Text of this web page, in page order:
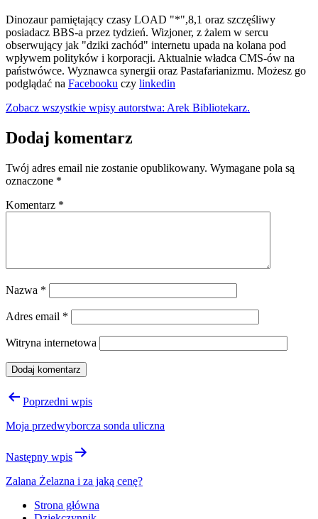
Dinozaur pamiętający czasy LOAD "*",8,1 oraz szczęśliwy
posiadacz BBS-a przez tydzień. Wizjoner, z żalem w sercu
obserwujący jak "dziki zachód" internetu upada na kolana pod
wpływem polityków i korporacji. Aktualnie władca CMS-ów na
państwówce. Wyznawca synergii oraz Pastafarianizmu. Możesz go
podglądać na Facebooku czy linkedin
Zobacz wszystkie wpisy autorstwa: Arek Bibliotekarz.
Dodaj komentarz
Twój adres email nie zostanie opublikowany. Wymagane pola są
oznaczone *
Komentarz *
Nazwa *
Adres email *
Witryna internetowa
Nawigacja
Poprzedni wpis
Moja przedwyborcza sonda uliczna
Następny wpis
Zalana Żelazna i za jaką cenę?
Strona główna